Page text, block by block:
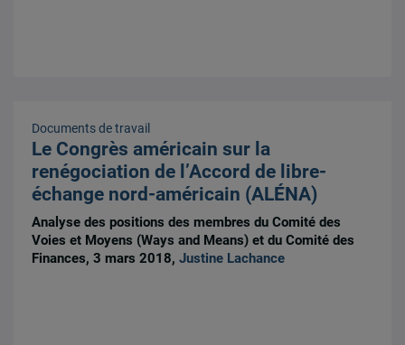
Documents de travail
Le Congrès américain sur la
renégociation de l’Accord de libre-
échange nord-américain (ALÉNA)
Analyse des positions des membres du Comité des
Voies et Moyens (Ways and Means) et du Comité des
Finances, 3 mars 2018,Justine Lachance